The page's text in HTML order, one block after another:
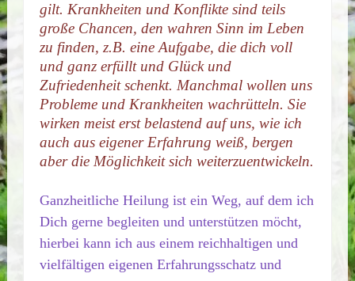
gilt. Krankheiten und Konflikte sind teils
große Chancen, den wahren Sinn im Leben
zu finden, z.B. eine Aufgabe, die dich voll
und ganz erfüllt und Glück und
Zufriedenheit schenkt. Manchmal wollen uns
Probleme und Krankheiten wachrütteln. Sie
wirken meist erst belastend auf uns, wie ich
auch aus eigener Erfahrung weiß, bergen
aber die Möglichkeit sich weiterzuentwickeln.
Ganzheitliche Heilung ist ein Weg, auf dem ich
Dich gerne begleiten und unterstützen möcht,
hierbei kann ich aus einem reichhaltigen und
vielfältigen eigenen Erfahrungsschatz und